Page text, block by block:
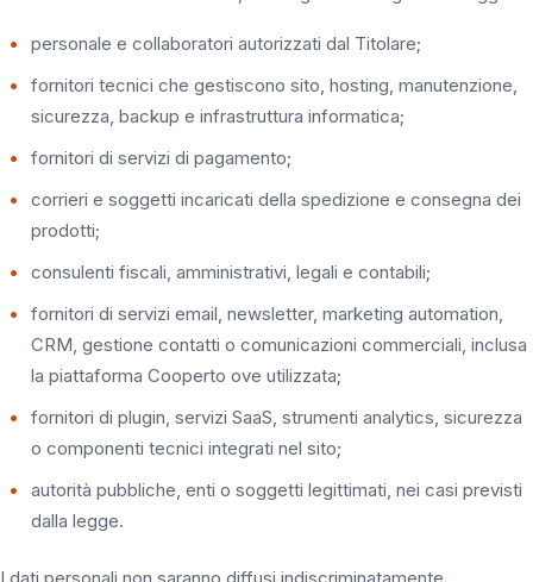
personale e collaboratori autorizzati dal Titolare;
fornitori tecnici che gestiscono sito, hosting, manutenzione,
sicurezza, backup e infrastruttura informatica;
fornitori di servizi di pagamento;
corrieri e soggetti incaricati della spedizione e consegna dei
prodotti;
consulenti fiscali, amministrativi, legali e contabili;
fornitori di servizi email, newsletter, marketing automation,
CRM, gestione contatti o comunicazioni commerciali, inclusa
la piattaforma Cooperto ove utilizzata;
fornitori di plugin, servizi SaaS, strumenti analytics, sicurezza
o componenti tecnici integrati nel sito;
autorità pubbliche, enti o soggetti legittimati, nei casi previsti
dalla legge.